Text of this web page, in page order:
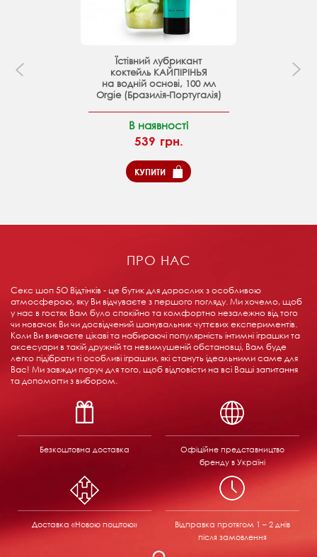
Їстівний лубрикант
коктейль КАЙПІРІНЬЯ
на водній основі, 100 мл
Orgie (Бразилія-Португалія)
В наявності
539 грн.
КУПИТИ
ПРО НАС
Секс шоп 5О Відтінків - це бутик для дорослих з особливою
атмосферою, яку Ви відчуваєте з першого погляду. Ми хочемо, щоб
у нас в гостях Вам було спокійно та комфортно незалежно від того
чи новачок Ви чи досвідчений шанувальник чуттєвих експериментів.
Коли Ви вивчаєте цікаві та набираючі популярність інтимні іграшки та
аксесуари в такій дружній та невимушеній обстановці, Вам буде
легко підібрати ті особливі іграшки, які стануть ідеальними саме для
Вас! Ми завжди поруч для того, щоб відповісти на всі Ваші запитання
та допомогти з вибором.
Безкоштовна доставка
Офіційне представництво
бренду в Україні
Доставка «Новою поштою» Відправка протягом 1 – 2 днів
після замовлення